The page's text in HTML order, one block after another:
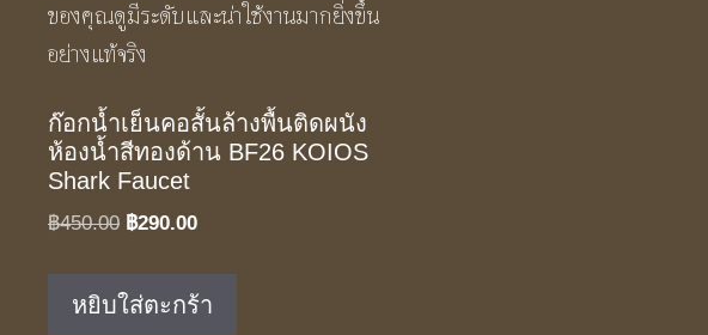
ก๊อกน้ำเย็นคอสั้นล้างพื้นติดผนัง
ห้องน้ำสีทองด้าน BF26 KOIOS
Shark Faucet
฿450.00 Original
฿450.00.
฿290.00Current
฿290.00.
หยิบใส่ตะกร้า